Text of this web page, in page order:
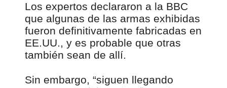
Los expertos declararon a la BBC
que algunas de las armas exhibidas
fueron definitivamente fabricadas en
EE.UU., y es probable que otras
también sean de allí.
Sin embargo, “siguen llegando